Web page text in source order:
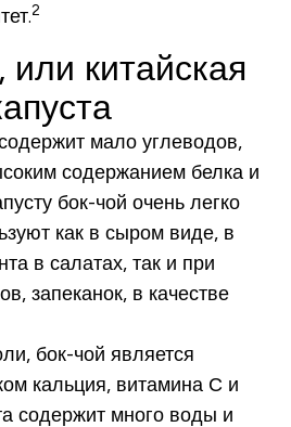
2
китайская
мало углеводов,
содержанием белка и
бок-чой очень легко
как в сыром виде, в
в салатах, так и при
запеканок, в качестве
бок-чой является
кальция, витамина С и
содержит много воды и